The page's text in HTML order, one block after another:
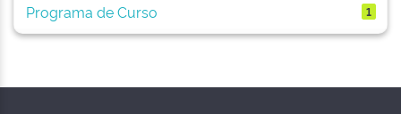
Programa de Curso 1